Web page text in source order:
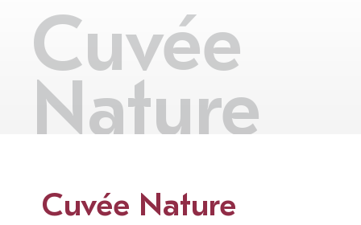
Cuvée
Nature
Cuvée Nature